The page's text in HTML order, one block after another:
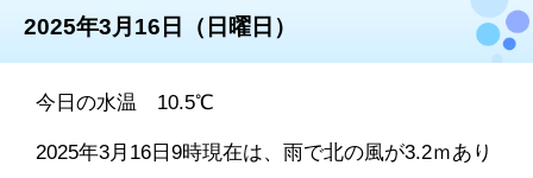
2025年3月16日（日曜日）
今日の水温 10.5℃
2025年3月16日9時現在は、雨で北の風が3.2ｍあり